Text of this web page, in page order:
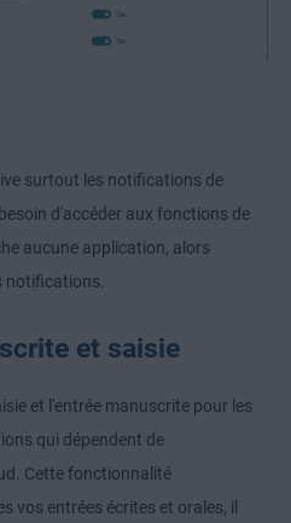
surtout les notifications de
d'accéder aux fonctions de
aucune application, alors
notifications.
et saisie
et l'entrée manuscrite pour les
qui dépendent de
Cette fonctionnalité
vos entrées écrites et orales, il